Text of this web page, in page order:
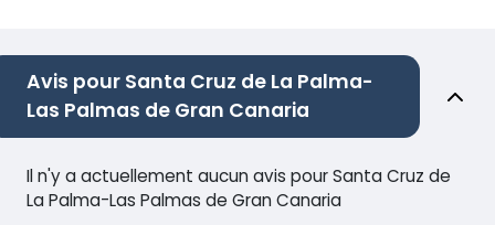
Avis pour Santa Cruz de La Palma-
Las Palmas de Gran Canaria
Il n'y a actuellement aucun avis pour Santa Cruz de
La Palma-Las Palmas de Gran Canaria